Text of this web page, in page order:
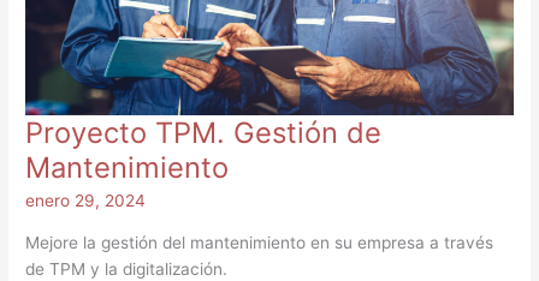
Proyecto TPM. Gestión de
Mantenimiento
enero 29, 2024
Mejore la gestión del mantenimiento en su empresa a través
de TPM y la digitalización.